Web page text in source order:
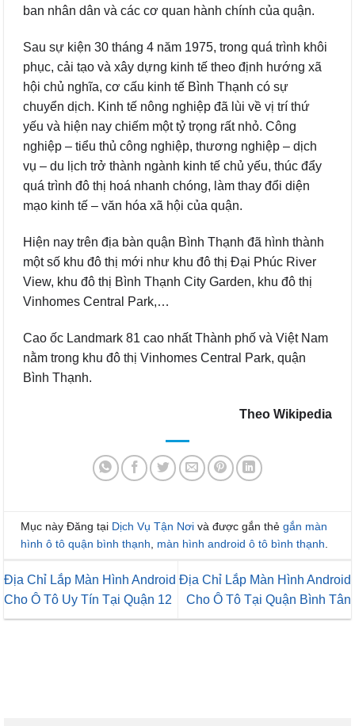
ban nhân dân và các cơ quan hành chính của quận.
Sau sự kiện 30 tháng 4 năm 1975, trong quá trình khôi
phục, cải tạo và xây dựng kinh tế theo định hướng xã
hội chủ nghĩa, cơ cấu kinh tế Bình Thạnh có sự
chuyển dịch. Kinh tế nông nghiệp đã lùi về vị trí thứ
yếu và hiện nay chiếm một tỷ trọng rất nhỏ. Công
nghiệp – tiểu thủ công nghiệp, thương nghiệp – dịch
vụ – du lịch trở thành ngành kinh tế chủ yếu, thúc đẩy
quá trình đô thị hoá nhanh chóng, làm thay đổi diện
mạo kinh tế – văn hóa xã hội của quận.
Hiện nay trên địa bàn quận Bình Thạnh đã hình thành
một số khu đô thị mới như khu đô thị Đại Phúc River
View, khu đô thị Bình Thạnh City Garden, khu đô thị
Vinhomes Central Park,…
Cao ốc Landmark 81 cao nhất Thành phố và Việt Nam
nằm trong khu đô thị Vinhomes Central Park, quận
Bình Thạnh.
Theo Wikipedia
Mục này Đăng tại Dịch Vụ Tận Nơi và được gắn thẻ gắn màn
hình ô tô quận bình thạnh
màn hình android ô tô bình thạnh
Địa Chỉ Lắp Màn Hình Android
Cho Ô Tô Uy Tín Tại Quận 12
Địa Chỉ Lắp Màn Hình Android
Cho Ô Tô Tại Quận Bình Tân